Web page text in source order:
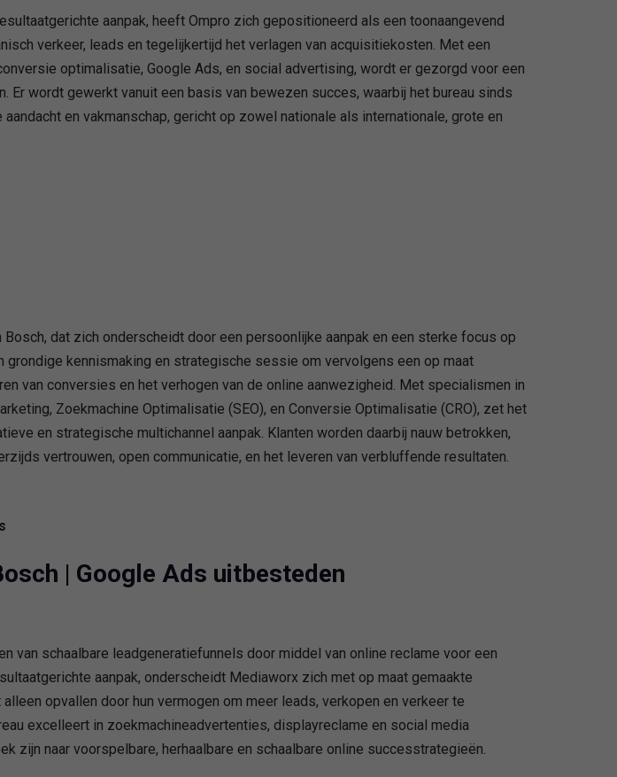
aanpak, heeft Ompro zich gepositioneerd als een toonaangevend
verkeer, leads en tegelijkertijd het verlagen van acquisitiekosten. Met een
optimalisatie, Google Ads, en social advertising, wordt er gezorgd voor een
wordt gewerkt vanuit een basis van bewezen succes, waarbij het bureau sinds
en vakmanschap, gericht op zowel nationale als internationale, grote en
dat zich onderscheidt door een persoonlijke aanpak en een sterke focus op
kennismaking en strategische sessie om vervolgens een op maat
van conversies en het verhogen van de online aanwezigheid. Met specialismen in
Zoekmachine Optimalisatie (SEO), en Conversie Optimalisatie (CRO), zet het
en strategische multichannel aanpak. Klanten worden daarbij nauw betrokken,
vertrouwen, open communicatie, en het leveren van verbluffende resultaten.
| Google Ads uitbesteden
van schaalbare leadgeneratiefunnels door middel van online reclame voor een
aanpak, onderscheidt Mediaworx zich met op maat gemaakte
opvallen door hun vermogen om meer leads, verkopen en verkeer te
excelleert in zoekmachineadvertenties, displayreclame en social media
zijn naar voorspelbare, herhaalbare en schaalbare online successtrategieën.